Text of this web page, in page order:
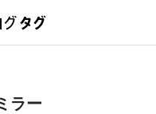
ラー